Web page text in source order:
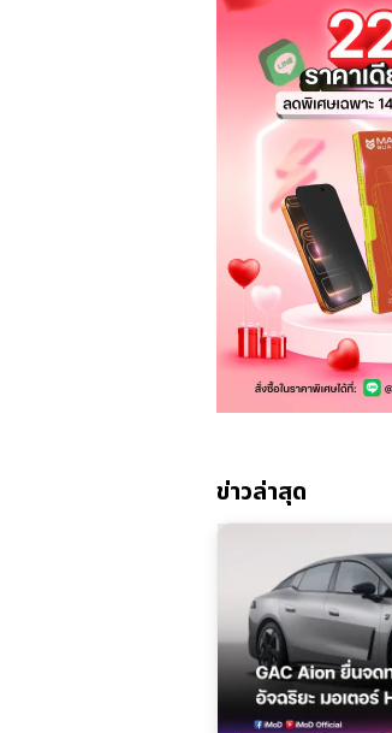
ข่าวล่าสุด